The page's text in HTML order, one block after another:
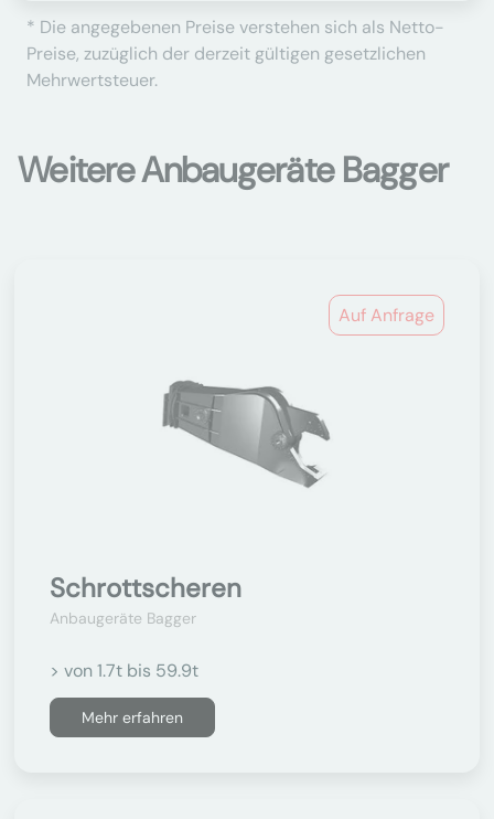
* Die angegebenen Preise verstehen sich als Netto-
Preise, zuzüglich der derzeit gültigen gesetzlichen
Mehrwertsteuer.
Weitere Anbaugeräte Bagger
Auf Anfrage
Schrottscheren
Anbaugeräte Bagger
> von 1.7t bis 59.9t
Mehr erfahren